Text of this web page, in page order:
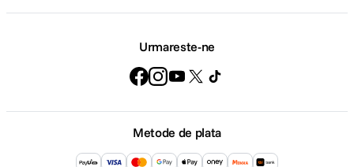
Urmareste-ne
Metode de plata